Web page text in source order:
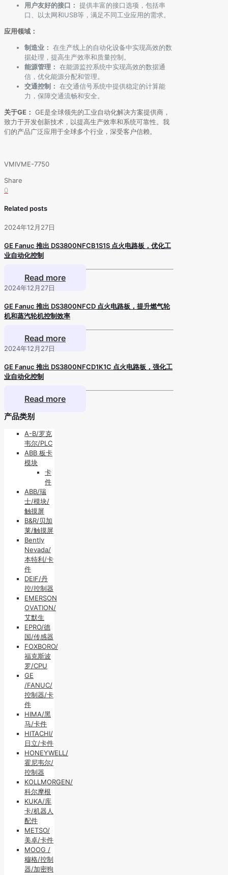
用户友好的接口： 提供丰富的接口选项，包括串
口、以太网和USB等，满足不同工业应用的需求。
应用领域：
制造业： 在生产线上的自动化设备中实现高效的数
据处理，提高生产效率和质量控制。
能源管理： 在能源监控系统中实现高效的数据通
信，优化能源分配和管理。
交通控制： 在交通信号系统中提供稳定的计算能
力，保障交通流畅和安全。
关于GE： GE是全球领先的工业自动化解决方案提供商，
致力于开发创新技术，以提高生产效率和系统可靠性。我
们的产品广泛应用于全球多个行业，深受客户信赖。
VMIVME-7750
Share
0
Related posts
2024年12月27日
GE Fanuc 推出 DS3800NFCB1S1S 点火电路板，优化工
业自动化控制
Read more
2024年12月27日
GE Fanuc 推出 DS3800NFCD 点火电路板，提升燃气轮
机和蒸汽轮机控制效率
Read more
2024年12月27日
GE Fanuc 推出 DS3800NFCD1K1C 点火电路板，强化工
业自动化控制
Read more
产品类别
A-B/罗克
韦尔/PLC
ABB 板卡
模块
卡
件
ABB/瑞
士/模块/
触摸屏
B&R/贝加
莱/触摸屏
Bently
Nevada/
本特利/卡
件
DEIF/丹
控/控制器
EMERSON
OVATION/
艾默生
EPRO/德
国/传感器
FOXBORO/
福克斯波
罗/CPU
GE
/FANUC/
控制器/卡
件
HIMA/黑
马/卡件
HITACHI/
日立/卡件
HONEYWELL/
霍尼韦尔/
控制器
KOLLMORGEN/
科尔摩根
KUKA/库
卡/机器人
配件
METSO/
美卓/卡件
MOOG /
穆格/控制
器/加密狗